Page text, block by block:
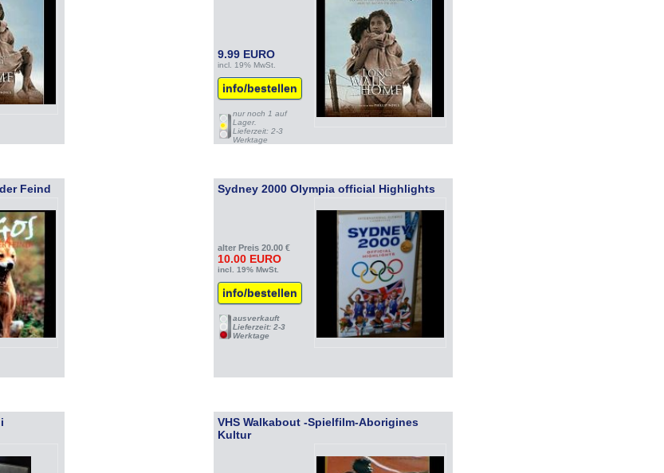
9.99 EURO
incl. 19% MwSt.
info/bestellen
nur noch 1 auf
Lager.
Lieferzeit: 2-3
Werktage
Feind Sydney 2000 Olympia official Highlights
alter Preis 20.00 €
10.00 EURO
incl. 19% MwSt.
info/bestellen
ausverkauft
Lieferzeit: 2-3
Werktage
VHS Walkabout -Spielfilm-Aborigines
Kultur